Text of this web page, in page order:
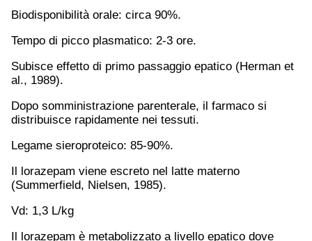
Biodisponibilità orale: circa 90%.
Tempo di picco plasmatico: 2-3 ore.
Subisce effetto di primo passaggio epatico (Herman et
al., 1989).
Dopo somministrazione parenterale, il farmaco si
distribuisce rapidamente nei tessuti.
Legame sieroproteico: 85-90%.
Il lorazepam viene escreto nel latte materno
(Summerfield, Nielsen, 1985).
Vd: 1,3 L/kg
Il lorazepam è metabolizzato a livello epatico dove